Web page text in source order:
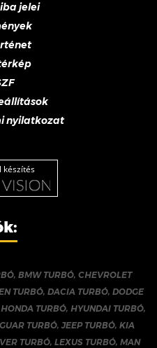
jelei
nyilatkozat
készítés
, BMW TURBÓ, CHEVROLET
TURBÓ, DACIA TURBÓ, DODGE
HONDA TURBÓ, HYUNDAI TURBÓ,
TURBÓ,JEEP TURBÓ,KIA
TURBÓ,LEXUS TURBÓ,MAN